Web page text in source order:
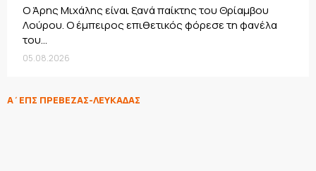
Ο Άρης Μιχάλης είναι ξανά παίκτης του Θρίαμβου
Λούρου. Ο έμπειρος επιθετικός φόρεσε τη φανέλα
του...
05.08.2026
Α΄ΕΠΣ ΠΡΕΒΕΖΑΣ-ΛΕΥΚΑΔΑΣ